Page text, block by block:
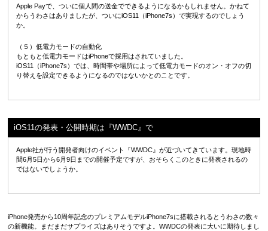
Apple Payで、ついに個人間の送金でできるようになるかもしれません。かねて
からうわさはありましたが、ついにiOS11（iPhone7s）で実現するのでしょう
か。
（５）低電力モードの自動化
もともと低電力モードはiPhoneで採用はされていました。
iOS11（iPhone7s）では、時間帯や場所によって低電力モードのオン・オフの切
り替えを設定できるようになるのではないかとのことです。
iOS11の発表・公開時期は『WWDC』で
Apple社が行う開発者向けのイベント『WWDC』が近づいてきています。現地時
間6月5日から6月9日までの開催予定ですが、おそらくこのときに発表されるの
ではないでしょうか。
iPhone発売から10周年記念のプレミアムモデルiPhone7sに搭載されるとうわさの数々
の新機能。まだまだサプライズはありそうですよ。WWDCの発表に大いに期待しまし